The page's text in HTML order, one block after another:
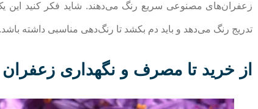
زعفران‌های مصنوعی سریع رنگ می‌دهند. شاید فکر کنید این
تدریج رنگ می‌دهد و باید دم بکشد تا رنگ‌دهی مناسبی داشته باشد.
از خرید تا مصرف و نگهداری